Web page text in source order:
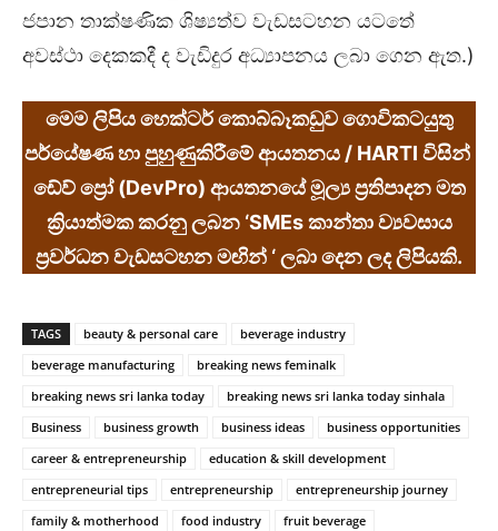
ජපාන තාක්ෂණික ශිෂ්‍යත්ව වැඩසටහන යටතේ
අවස්ථා දෙකකදී ද වැඩිදුර අධ්‍යාපනය ලබා ගෙන ඇත.)
මෙම ලිපිය හෙක්ටර් කොබ්බෑකඩුව ගොවිකටයුතු
පර්යේෂණ හා පුහුණුකිරීමේ ආයතනය/ HARTI විසින්
ඩේව් ප්‍රෝ(DevPro) ආයතනයේ මූල්‍ය ප්‍රතිපාදන මත
ක්‍රියාත්මක කරනු ලබන ‘SMEsකාන්තා ව්‍යවසාය
ප්‍රවර්ධන වැඩසටහන මඟින් ‘ ලබා දෙන ලද ලිපියකි.
TAGS beauty & personal care
beverage industry
beverage manufacturing
breaking news feminalk
breaking news sri lanka today
breaking news sri lanka today sinhala
Business
business growth business ideas
business opportunities
career & entrepreneurship
education & skill development
entrepreneurial tips
entrepreneurship
entrepreneurship journey
family & motherhood
food industry
fruit beverage